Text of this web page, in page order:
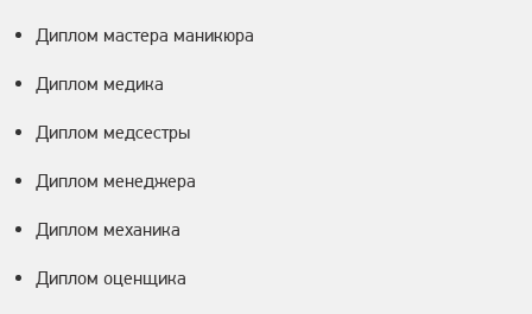
Диплом мастера маникюра
Диплом медика
Диплом медсестры
Диплом менеджера
Диплом механика
Диплом оценщика